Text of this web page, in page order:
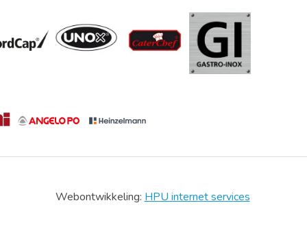
Webontwikkeling: HPU internet services